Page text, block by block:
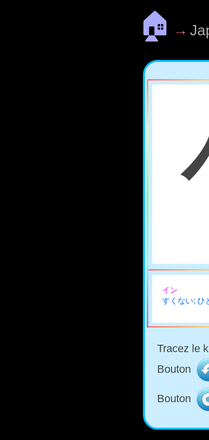
🏠 →
イン
すくない; ひ
Tracez le
Bouton
Bouton